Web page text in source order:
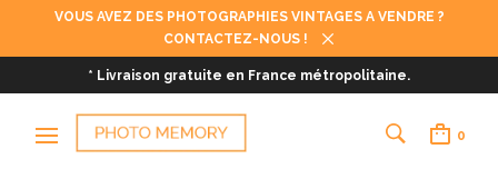
VOUS AVEZ DES PHOTOGRAPHIES VINTAGES A VENDRE ?
CONTACTEZ-NOUS !
* Livraison gratuite en France métropolitaine.
0